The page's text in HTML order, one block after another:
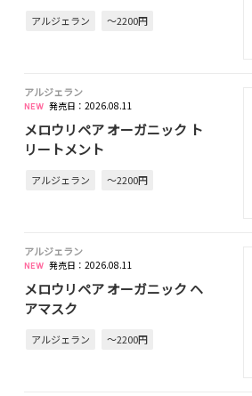
アルジェラン ～2200円
アルジェラン
発売日：2026.08.11
メロウリペア オーガニック ト
リートメント
アルジェラン ～2200円
アルジェラン
発売日：2026.08.11
メロウリペア オーガニック ヘ
アマスク
アルジェラン ～2200円